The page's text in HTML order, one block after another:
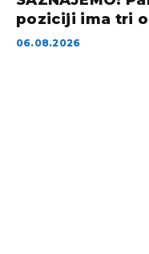
poziciji ima tri
06.08.2026